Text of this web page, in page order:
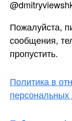
Пожалуйста,
сообщения,
пропустить.
Политика в